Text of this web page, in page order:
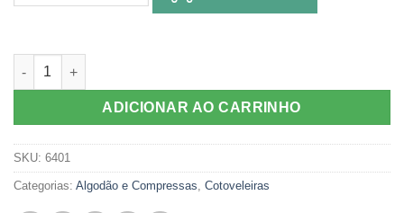
SCALP POLYBAG 23 G LL MEDIX quantidade
ADICIONAR AO CARRINHO
SKU: 6401
Categorias: Algodão e Compressas, Cotoveleiras